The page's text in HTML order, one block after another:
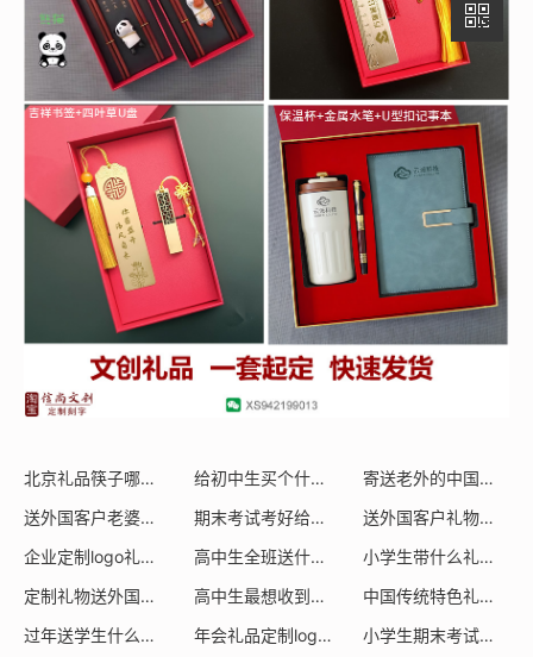
北京礼品筷子哪里买的 (0) 给初中生买个什么礼物 (0)
寄送老外的中国礼品有哪些
送外国客户老婆礼物怎么说
(0) 期末考试考好给什么礼物 (0)
送外国客户礼物写什么好
企业定制logo礼品送新员工入职礼品合法吗
高中生全班送什么礼物 (0) 小学生带什么礼物
定制礼物送外国客户上门写什么 (0) 高中生最想收到什么礼物 (0) 中国传统特色礼物筷子
过年送学生什么礼物小学生可以送 (0) 年会礼品定制logo办公礼物 (0) 小学生期末考试买什么礼物